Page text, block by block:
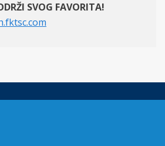
SVOG FAVORITA!